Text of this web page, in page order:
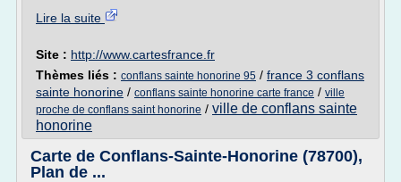
Lire la suite
Site : http://www.cartesfrance.fr
Thèmes liés : conflans sainte honorine 95 / france 3 conflans
sainte honorine / conflans sainte honorine carte france / ville
proche de conflans saint honorine / ville de conflans sainte
honorine
Carte de Conflans-Sainte-Honorine (78700),
Plan de ...